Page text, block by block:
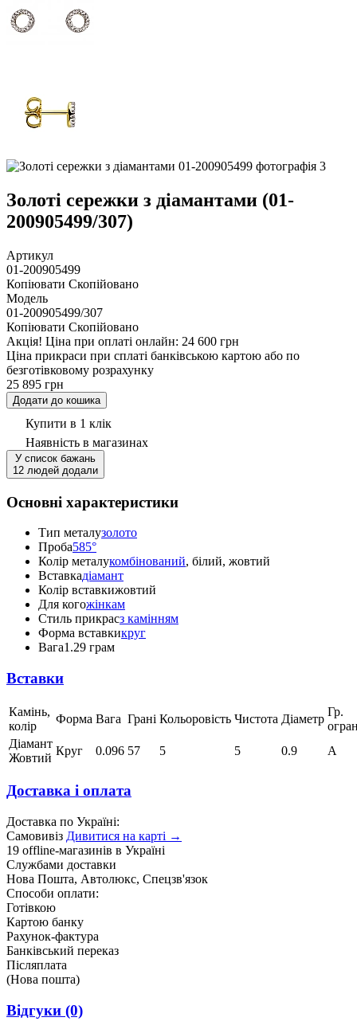
Золоті сережки з діамантами (01-
200905499/307)
Артикул
01-200905499
Копіювати Скопійовано
Модель
01-200905499/307
Копіювати Скопійовано
Акцiя! Ціна при оплаті онлайн: 24 600 грн
Ціна прикраси при сплаті банківською картою або по
безготівковому розрахунку
25 895 грн
Додати до кошика
Купити в 1 клік
Наявність в магазинах
У список бажань
12 людей додали
Основні характеристики
Тип металузолото
Проба585°
Колір металукомбінований, білий, жовтий
Вставкадіамант
Колір вставкижовтий
Для когожінкам
Стиль прикрасз камінням
Форма вставкикруг
Вага1.29 грам
Вставки
Камінь,
колір
Форма Вага Грані Кольоровість Чистота Діаметр
Гр.
Діамант
Жовтий
Круг 0.096 57 5 5 0.9 А
Доставка і оплата
Доставка по Україні:
Самовивіз Дивитися на карті →
19 offline-магазинів в Україні
Службами доставки
Нова Пошта, Автолюкс, Спецзв'язок
Способи оплати:
Готівкою
Картою банку
Рахунок-фактура
Банківський переказ
Післяплата
(Нова пошта)
Відгуки (0)